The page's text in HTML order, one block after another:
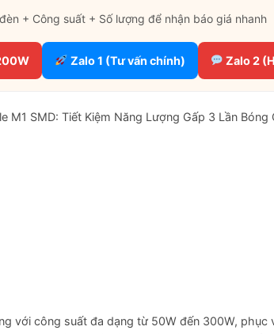
+ Công suất + Số lượng để nhận báo giá nhanh
Zalo 1 (Tư vấn chính) Zalo 2
M1 SMD: Tiết Kiệm Năng Lượng Gấp 3 Lần Bóng
với công suất đa dạng từ 50W đến 300W, phục